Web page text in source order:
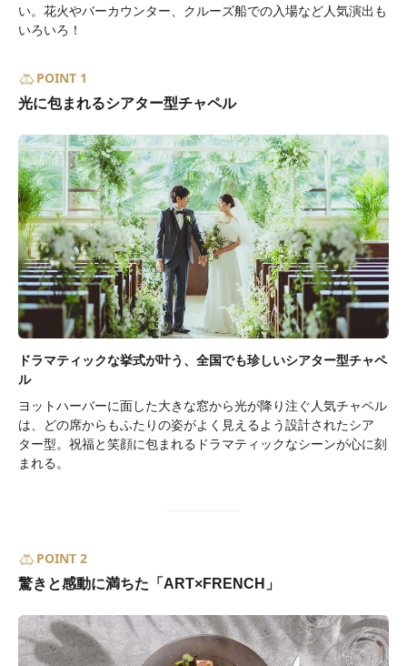
い。花火やバーカウンター、クルーズ船での入場など人気演出も
いろいろ！
POINT 1
光に包まれるシアター型チャペル
ドラマティックな挙式が叶う、全国でも珍しいシアター型チャペ
ル
ヨットハーバーに面した大きな窓から光が降り注ぐ人気チャペル
は、どの席からもふたりの姿がよく見えるよう設計されたシア
ター型。祝福と笑顔に包まれるドラマティックなシーンが心に刻
まれる。
POINT 2
驚きと感動に満ちた「ART×FRENCH」